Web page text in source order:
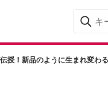
授！新品のように生まれ変わ